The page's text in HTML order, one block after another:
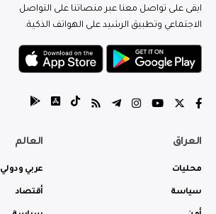
ابقى على تواصل معنا عبر منصاتنا على التواصل
الاجتماعي وتطبيق الرشيد على الهواتف الذكية.
العراق
محليات
سياسة
العالم
عربي ودولي
أقتصاد